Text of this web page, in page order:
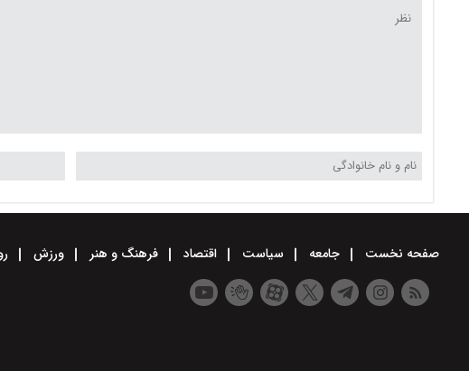
صفحه نخست جامعه سیاست اقتصاد فرهنگ و هنر ورزش